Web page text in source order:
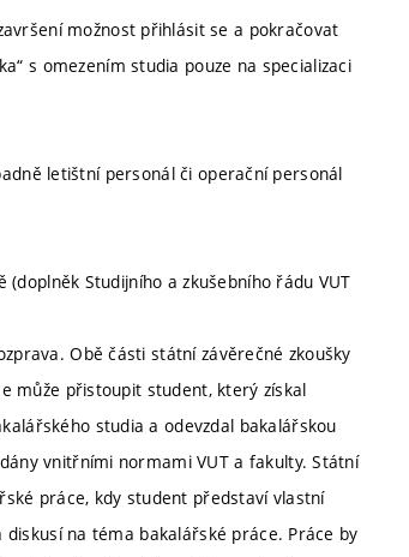
možnost přihlásit se a pokračovat
s omezením studia pouze na specializaci
letištní personál či operační personál
Studijního a zkušebního řádu VUT
Obě části státní závěrečné zkoušky
může přistoupit student, který získal
studia a odevzdal bakalářskou
vnitřními normami VUT a fakulty. Státní
práce, kdy student představí vlastní
na téma bakalářské práce. Práce by